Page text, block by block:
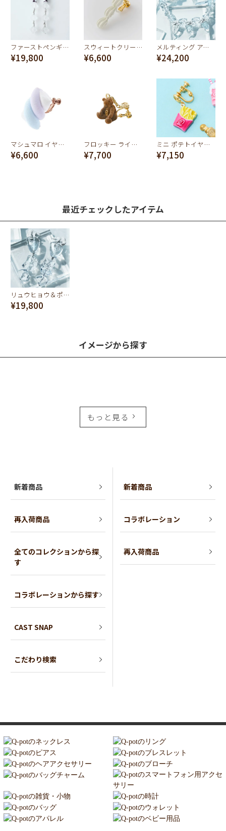
ファーストペンギン イヤリング(ペア）
¥19,800
スウィートクリーミークリーム イヤリング
¥6,600
メルティング アイスバーグ＆ポーラーベア ネックレス
¥24,200
マシュマロ イヤリング
¥6,600
フロッキー ライトブラウンベア イヤリング
¥7,700
ミニ ポテトイヤリング
¥7,150
最近チェックしたアイテム
リュウヒョウ＆ポーラーベア イヤリング（ペア）
¥19,800
イメージから探す
もっと見る
新着商品
再入荷商品
全てのコレクションから探
す
コラボレーションから探す
CAST SNAP
こだわり検索
新着商品
コラボレーション
再入荷商品